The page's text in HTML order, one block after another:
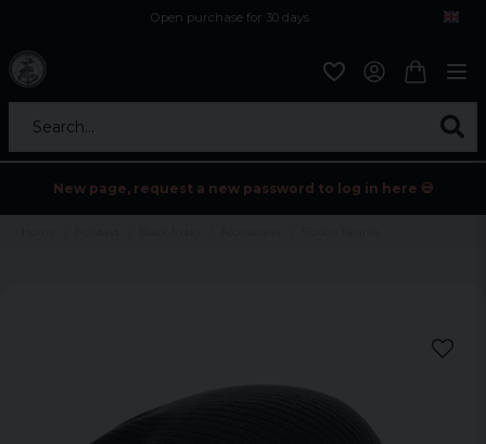
Open purchase for 30 days
Search...
New page, request a new password to log in here 💀